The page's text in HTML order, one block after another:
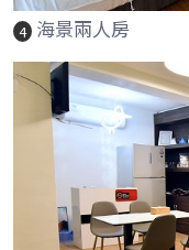
4 海景兩人房